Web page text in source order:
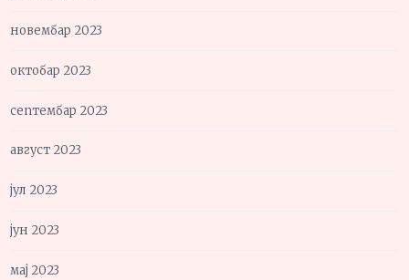
новембар 2023
октобар 2023
септембар 2023
август 2023
јул 2023
јун 2023
мај 2023